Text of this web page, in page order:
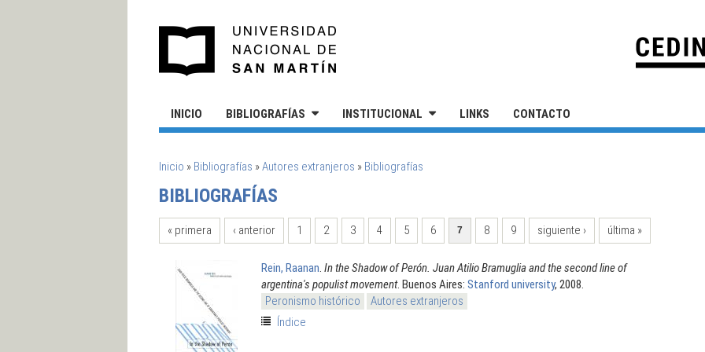
INICIO BIBLIOGRAFÍAS INSTITUCIONAL LINKS CONTACTO
SE ENCUENTRA USTED AQUÍ
Inicio » Bibliografías »Autores extranjeros » Bibliografías
BIBLIOGRAFÍAS
PÁGINAS
« primera ‹ anterior 1 2 3 4 5 6 7 8 9 siguiente › última »
Rein, Raanan. In the Shadow of Perón. Juan Atilio Bramuglia and the second line of
argentina's populist movement. Buenos Aires: Stanford university, 2008.
Peronismo histórico
Autores extranjeros
Índice